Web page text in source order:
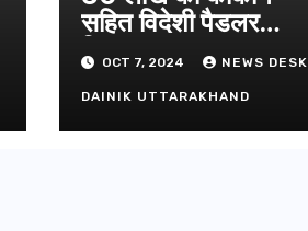
सहित विदेशी पैडलर
गिफ्तार
OCT 7, 2024 NEWS DESK
DAINIK UTTARAKHAND